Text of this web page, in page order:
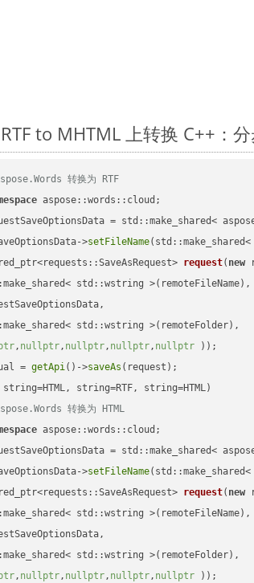
to MHTML 上转换 C++：
转换为 RTF
= std::make_shared<
>setFileName
request( new
std::wstring >(remoteFileName),
std::wstring >(remoteFolder),
, nullptr, nullptr, nullptr, nullptr ))
= getApi()->saveAs (request);
转换为 HTML
= std::make_shared<
>setFileName
request( new
std::wstring >(remoteFileName),
std::wstring >(remoteFolder),
, nullptr, nullptr, nullptr, nullptr ))